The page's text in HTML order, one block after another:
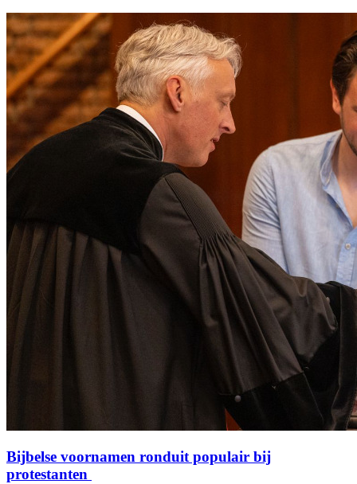
Bijbelse voornamen ronduit populair bij
protestanten